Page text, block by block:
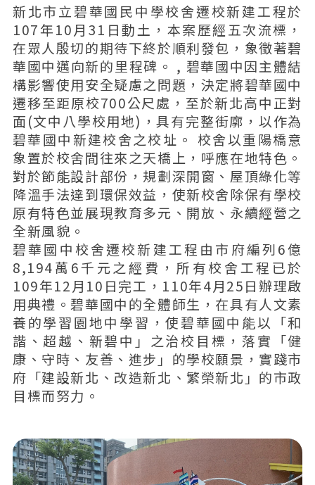
新北市立碧華國民中學校舍遷校新建工程於
107年10月31日動土，本案歷經五次流標，
在眾人殷切的期待下終於順利發包，象徵著碧
華國中邁向新的里程碑。 , 碧華國中因主體結
構影響使用安全疑慮之問題，決定將碧華國中
遷移至距原校700公尺處，至於新北高中正對
面(文中八學校用地)，具有完整街廓，以作為
碧華國中新建校舍之校址。 校舍以重陽橋意
象置於校舍間往來之天橋上，呼應在地特色。
對於節能設計部份，規劃深開窗、屋頂綠化等
降溫手法達到環保效益，使新校舍除保有學校
原有特色並展現教育多元、開放、永續經營之
全新風貌。
碧華國中校舍遷校新建工程由市府編列6億
8,194萬6千元之經費，所有校舍工程已於
109年12月10日完工，110年4月25日辦理啟
用典禮。碧華國中的全體師生，在具有人文素
養的學習園地中學習，使碧華國中能以「和
諧、超越、新碧中」之治校目標，落實「健
康、守時、友善、進步」的學校願景，實踐市
府「建設新北、改造新北、繁榮新北」的市政
目標而努力。